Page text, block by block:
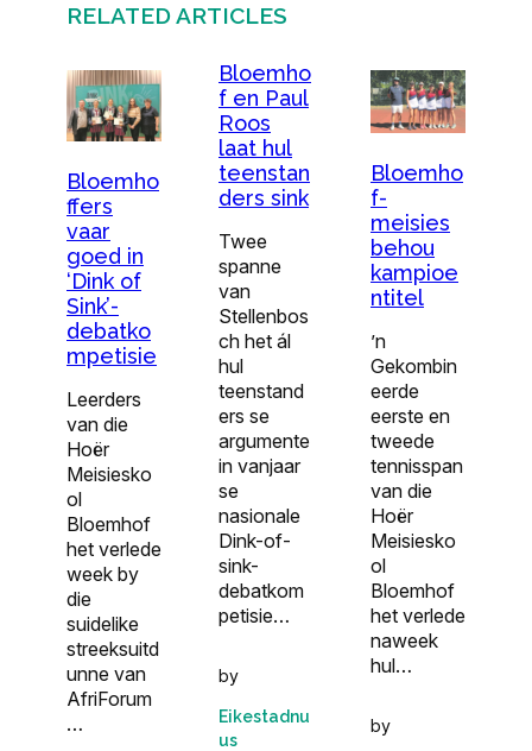
RELATED ARTICLES
Bloemho
ffers
vaar
goed in
‘Dink of
Sink’-
debatko
mpetisie
Leerders
van die
Hoër
Meisiesko
ol
Bloemhof
het verlede
week by
die
suidelike
streeksuitd
unne van
AfriForum
…
Bloemho
f en Paul
Roos
laat hul
teenstan
ders sink
Twee
spanne
van
Stellenbos
ch het ál
hul
teenstand
ers se
argumente
in vanjaar
se
nasionale
Dink-of-
sink-
debatkom
petisie…
by
Eikestadnu
us
Bloemho
f-
meisies
behou
kampioe
ntitel
’n
Gekombin
eerde
eerste en
tweede
tennisspan
van die
Hoër
Meisiesko
ol
Bloemhof
het verlede
naweek
hul…
by